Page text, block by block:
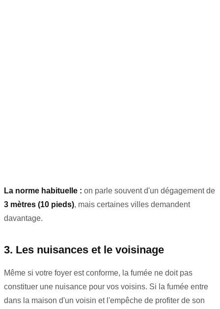
La norme habituelle : on parle souvent d'un dégagement de
3 mètres (10 pieds), mais certaines villes demandent
davantage.
3. Les nuisances et le voisinage
Même si votre foyer est conforme, la fumée ne doit pas
constituer une nuisance pour vos voisins. Si la fumée entre
dans la maison d'un voisin et l'empêche de profiter de son